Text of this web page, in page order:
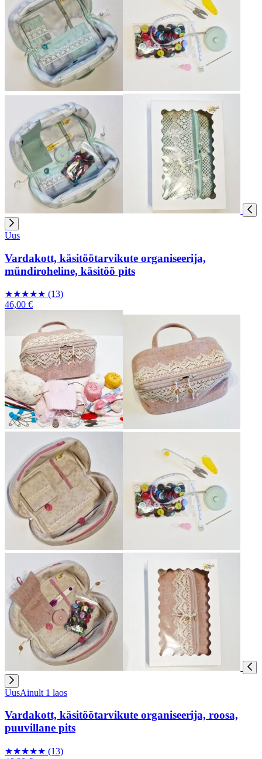
Uus
Vardakott, käsitöötarvikute organiseerija,
mündiroheline, käsitöö pits
★★★★★ (13)
46,00 €
UusAinult 1 laos
Vardakott, käsitöötarvikute organiseerija, roosa,
puuvillane pits
★★★★★ (13)